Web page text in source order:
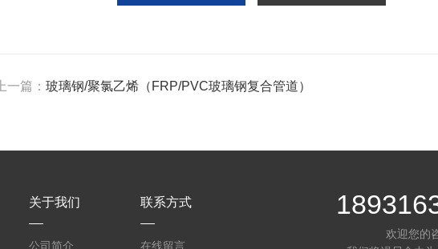
上一篇： 玻璃钢/聚氯乙烯（FRP/PVC玻璃钢复合管道）
关于我们
公司简介
联系方式
在线留言
欢迎您的